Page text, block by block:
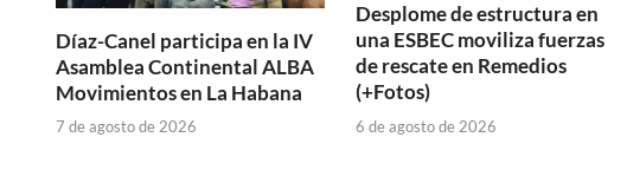
Díaz-Canel participa en la IV
Asamblea Continental ALBA
Movimientos en La Habana
7 de agosto de 2026
Desplome de estructura en
una ESBEC moviliza fuerzas
de rescate en Remedios
(+Fotos)
6 de agosto de 2026